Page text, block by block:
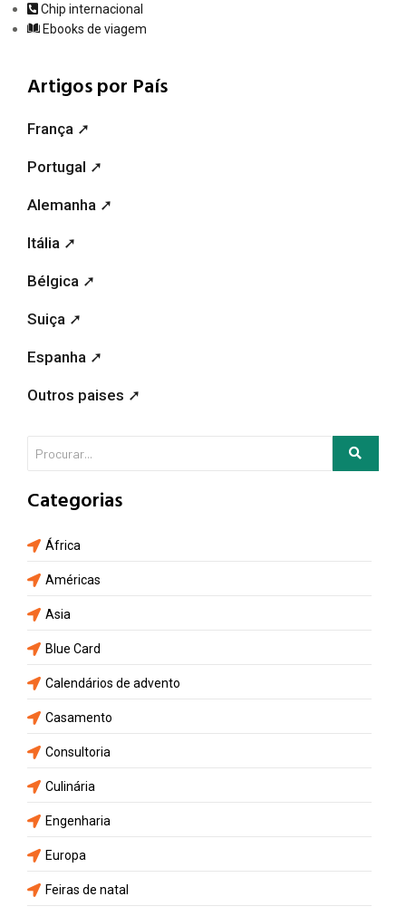
Chip internacional
Ebooks de viagem
Artigos por País
França ➚
Portugal ➚
Alemanha ➚
Itália ➚
Bélgica ➚
Suiça ➚
Espanha ➚
Outros paises ➚
Categorias
África
Américas
Asia
Blue Card
Calendários de advento
Casamento
Consultoria
Culinária
Engenharia
Europa
Feiras de natal